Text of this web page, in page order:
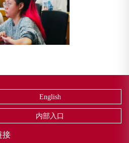
English
内部入口
接